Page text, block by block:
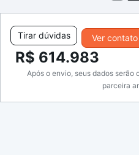
Ver contato
Tirar dúvidas
R$ 614.983
Após o envio, seus dados serão
parceira